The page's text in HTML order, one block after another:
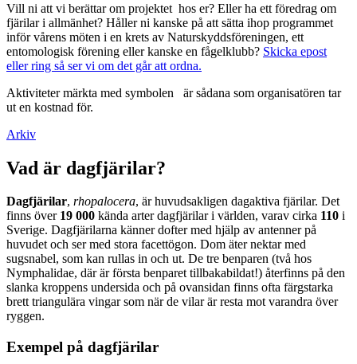
Vill ni att vi berättar om projektet hos er? Eller ha ett föredrag om
fjärilar i allmänhet? Håller ni kanske på att sätta ihop programmet
inför vårens möten i en krets av Naturskyddsföreningen, ett
entomologisk förening eller kanske en fågelklubb? Skicka epost
eller ring så ser vi om det går att ordna.
Aktiviteter märkta med symbolen
är sådana som organisatören tar
ut en kostnad för.
Arkiv
Vad är dagfjärilar?
Dagfjärilar, rhopalocera, är huvudsakligen dagaktiva fjärilar. Det
finns över 19 000 kända arter dagfjärilar i världen, varav cirka 110 i
Sverige. Dagfjärilarna känner dofter med hjälp av antenner på
huvudet och ser med stora facettögon. Dom äter nektar med
sugsnabel, som kan rullas in och ut. De tre benparen (två hos
Nymphalidae, där är första benparet tillbakabildat!) återfinns på den
slanka kroppens undersida och på ovansidan finns ofta färgstarka
brett triangulära vingar som när de vilar är resta mot varandra över
ryggen.
Exempel på dagfjärilar